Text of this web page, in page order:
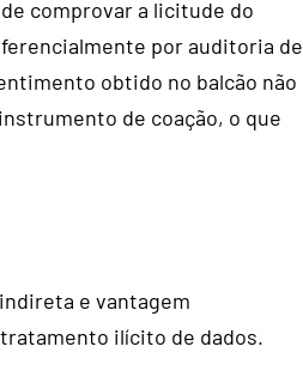
comprovar a licitude do
por auditoria de
obtido no balcão não
de coação, o que
e vantagem
ilícito de dados.